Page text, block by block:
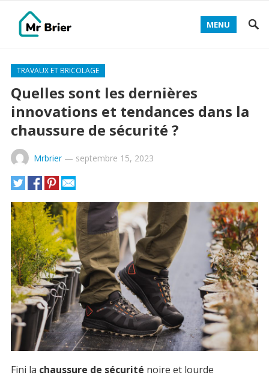
MENU
TRAVAUX ET BRICOLAGE
Quelles sont les dernières
innovations et tendances dans la
chaussure de sécurité ?
Mrbrier— septembre 15, 2023
Fini la chaussure de sécurité noire et lourde